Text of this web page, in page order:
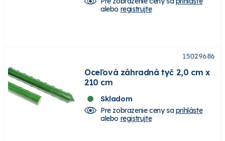
alebo registrujte
15029686
Oceľová záhradná tyč 2,0 cm x
210 cm
Skladom
Pre zobrazenie ceny saprihláste
alebo registrujte